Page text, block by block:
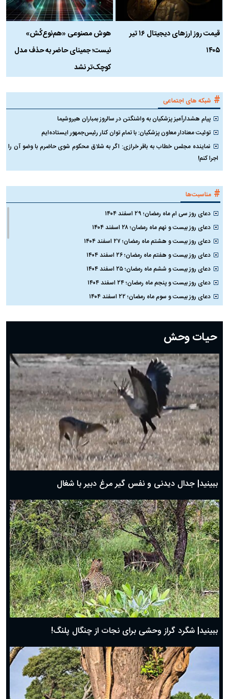
قیمت روز ارز‌های دیجیتال ۱۶ تیر
۱۴۰۵
هوش مصنوعی «هم‌نوع‌کُش»
نیست؛ جمینای حاضر به حذف مدل
کوچک‌تر نشد
# شبکه های اجتماعی
پیام هشدارآمیز پزشکیان به واشنگتن در سالروز بمباران هیروشیما
توئیت معنادار معاون پزشکیان: با تمام توان کنار رئیس‌جمهور ایستاده‌ایم
نماینده مجلس خطاب به باقر خرازی: اگر به شلاق محکوم شوی حاضرم با وضو آن را
اجرا کنم!
# مناسبت‌ها
دعای روز سی ام ماه رمضان؛ ۲۹ اسفند ۱۴۰۴
دعای روز بیست و نهم ماه رمضان؛ ۲۸ اسفند ۱۴۰۴
دعای روز بیست و هشتم ماه رمضان؛ ۲۷ اسفند ۱۴۰۴
دعای روز بیست و هفتم ماه رمضان؛ ۲۶ اسفند ۱۴۰۴
دعای روز بیست و ششم ماه رمضان؛ ۲۵ اسفند ۱۴۰۴
دعای روز بیست و پنجم ماه رمضان؛ ۲۴ اسفند ۱۴۰۴
دعای روز بیست و سوم ماه رمضان؛ ۲۲ اسفند ۱۴۰۴
دعای روز بیستم ماه رمضان؛ ۱۹ اسفند ۱۴۰۴
دعای روز هشتم ماه مبارک رمضان؛ ۷ اسفند ماه ۱۴۰۴
دعای روز هفتم ماه رمضان؛ ۶ اسفند ۱۴۰۴
دعای روز ششم ماه رمضان؛ ۵ اسفند ۱۴۰۴
دعای روز پنجم ماه رمضان؛ ۴ اسفند ۱۴۰۴
دعای روز چهارم ماه مبارک رمضان؛ ۳ اسفند ۱۴۰۴
دعای روز سوم ماه مبارک رمضان؛ ۱۴ اسفند ۱۴۰۴
دعای روز دوم ماه مبارک رمضان ۱ اسفند ماه ۱۴۰۴
دعای روز اول ماه مبارک رمضان، ۳۰ بهمن ۱۴۰۴
حضرت زینب(س) چگونه از دنیا رفت؟
بهترین پیامک تبریک روز پدر ۱۴۰۴؛ جملات زیبا و صمیمانه
حیات وحش
ببینید| جدال دیدنی و نفس گیر مرغ دبیر با شغال
ببینید| شگرد گراز وحشی برای نجات از چنگال پلنگ!